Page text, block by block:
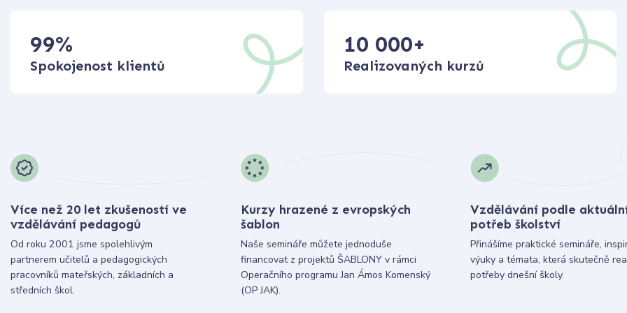
99%
Spokojenost klientů
10 000+
Realizovaných kurzů
Více než 20 let zkušeností ve
vzdělávání pedagogů
Od roku 2001 jsme spolehlivým
partnerem učitelů a pedagogických
pracovníků mateřských, základních a
středních škol.
Kurzy hrazené z evropských
šablon
Naše semináře můžete jednoduše
financovat z projektů ŠABLONY v rámci
Operačního programu Jan Ámos Komenský
(OP JAK).
Vzdělávání podle
potřeb školství
Přinášíme praktické semináře,
výuky a témata, která skutečně
potřeby dnešní školy.